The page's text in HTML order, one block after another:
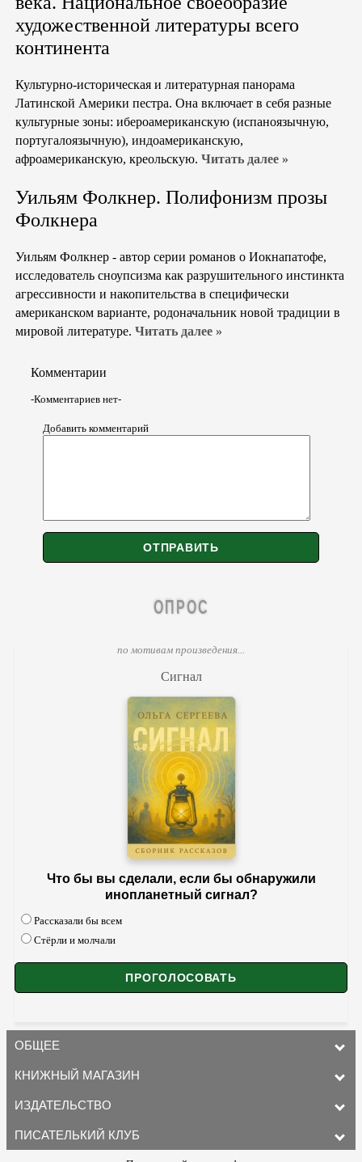
художественной литературы всего
континента
Культурно-историческая и литературная панорама
Латинской Америки пестра. Она включает в себя разные
культурные зоны: ибероамериканскую (испаноязычную,
португалоязыч­ную), индоамериканскую,
афроамериканскую, креольскую. Читать далее »
Уильям Фолкнер. Полифонизм прозы
Фолкнера
Уильям Фолкнер - автор серии романов о Иокнапатофе,
исследователь сноупсизма как разрушительного инстинкта
агрес­сивности и накопительства в специфически
американском вари­анте, родоначальник новой традиции в
мировой литературе. Читать далее »
Комментарии
-Комментариев нет-
Добавить комментарий
ОПРОС
по мотивам произведения...
Сигнал
Что бы вы сделали, если бы обнаружили
инопланетный сигнал?
Рассказали бы всем
Стёрли и молчали
ОБЩЕЕ
КНИЖНЫЙ МАГАЗИН
ИЗДАТЕЛЬСТВО
ПИСАТЕЛЬКИЙ КЛУБ